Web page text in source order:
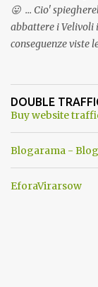
😛 ... Cio'
abbattere i Velivoli
conseguenze viste
ancora una
una guerra
DOUBLE
Buy website
Blogarama -
EforaVirarsow